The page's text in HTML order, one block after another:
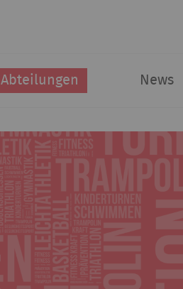
Abteilungen News